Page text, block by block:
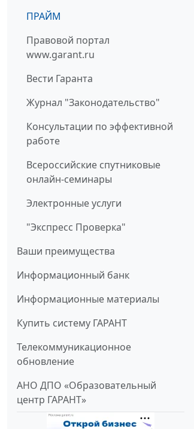
ПРАЙМ
Правовой портал
www.garant.ru
Вести Гаранта
Журнал "Законодательство"
Консультации по эффективной
работе
Всероссийские спутниковые
онлайн-семинары
Электронные услуги
"Экспресс Проверка"
Ваши преимущества
Информационный банк
Информационные материалы
Купить систему ГАРАНТ
Телекоммуникационное
обновление
АНО ДПО «Образовательный
центр ГАРАНТ»